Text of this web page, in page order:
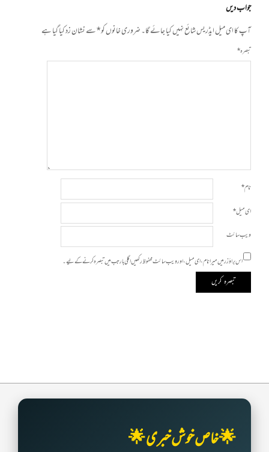
جواب دیں
آپ کا ای میل ایڈریس شائع نہیں کیا جائے گا۔ضروری خانوں کو*سے نشان زد کیا گیا ہے
تبصرہ*
نام*
ای میل*
ویب‌ سائٹ
اس براؤزر میں میرا نام، ای میل، اور ویب سائٹ محفوظ رکھیں اگلی بار جب میں تبصرہ کرنے کےلیے۔
🌟 خاص خوش خبری 🌟